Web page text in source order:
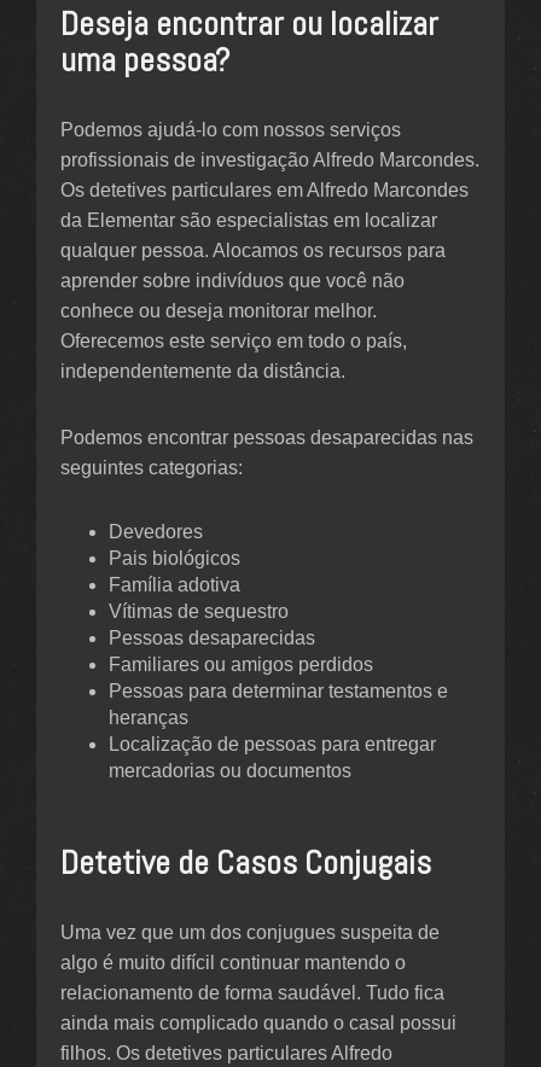
Deseja encontrar ou localizar
uma pessoa?
Podemos ajudá-lo com nossos serviços
profissionais de investigação Alfredo Marcondes.
Os detetives particulares em Alfredo Marcondes
da Elementar são especialistas em localizar
qualquer pessoa. Alocamos os recursos para
aprender sobre indivíduos que você não
conhece ou deseja monitorar melhor.
Oferecemos este serviço em todo o país,
independentemente da distância.
Podemos encontrar pessoas desaparecidas nas
seguintes categorias:
Devedores
Pais biológicos
Família adotiva
Vítimas de sequestro
Pessoas desaparecidas
Familiares ou amigos perdidos
Pessoas para determinar testamentos e
heranças
Localização de pessoas para entregar
mercadorias ou documentos
Detetive de Casos Conjugais
Uma vez que um dos conjugues suspeita de
algo é muito difícil continuar mantendo o
relacionamento de forma saudável. Tudo fica
ainda mais complicado quando o casal possui
filhos. Os detetives particulares Alfredo